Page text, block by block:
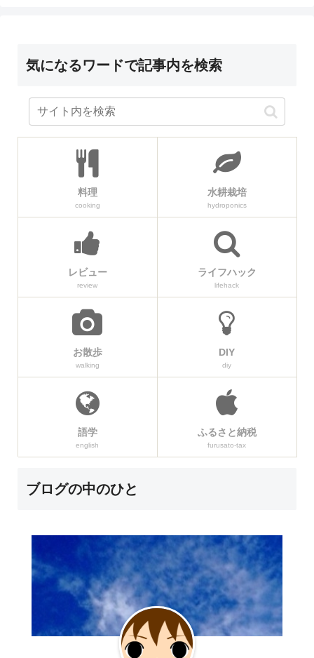
気になるワードで記事内を検索
料理
cooking
水耕栽培
hydroponics
レビュー
review
ライフハック
lifehack
お散歩
walking
DIY
diy
語学
english
ふるさと納税
furusato-tax
ブログの中のひと